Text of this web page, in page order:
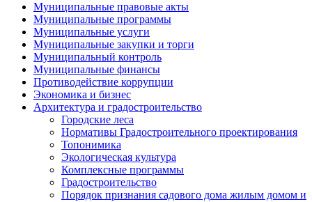
Муниципальные правовые акты
Муниципальные программы
Муниципальные услуги
Муниципальные закупки и торги
Муниципальный контроль
Муниципальные финансы
Противодействие коррупции
Экономика и бизнес
Архитектура и градостроительство
Городские леса
Нормативы Градостроительного проектирования
Топонимика
Экологическая культура
Комплексные программы
Градостроительство
Порядок признания садового дома жилым домом и